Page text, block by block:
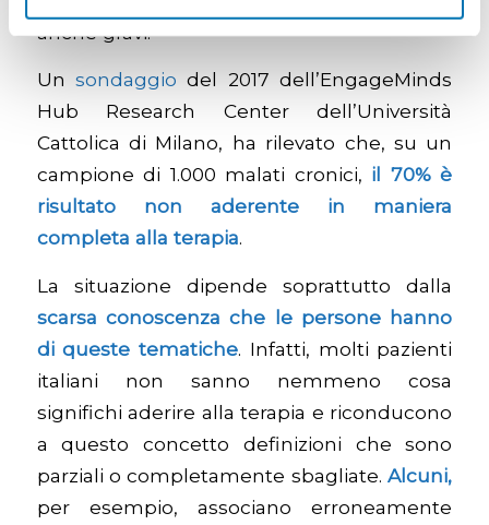
anche gravi.
Unsondaggio del 2017 dell’EngageMinds
Hub Research Center dell’Università
Cattolica di Milano, ha rilevato che, su un
campione di 1.000 malati cronici, il 70% è
risultato non aderente in maniera
completa alla terapia.
La situazione dipende soprattutto dalla
scarsa conoscenza che le persone hanno
di queste tematiche. Infatti, molti pazienti
italiani non sanno nemmeno cosa
significhi aderire alla terapia e riconducono
a questo concetto definizioni che sono
parziali o completamente sbagliate. Alcuni,
per esempio, associano erroneamente